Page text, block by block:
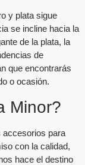
y plata sigue
se incline hacia la
de la plata, la
de
que encontrarás
o ocasión.
Minor?
accesorios para
con la calidad,
hace el destino